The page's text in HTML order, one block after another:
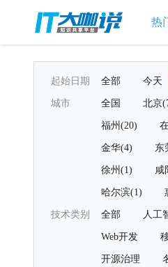
热
起始日期 全部 今天
城市 全国 北京
福州(20)
金华(4) 东
徐州(1) 咸
哈尔滨(1)
技术类别 全部 人工
Web开发
开源治理